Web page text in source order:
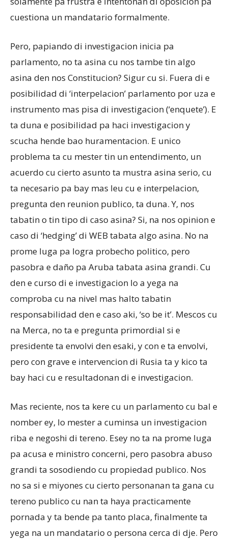
cuestiona un mandatario formalmente.
Pero, papiando di investigacion inicia pa
parlamento, no ta asina cu nos tambe tin algo
asina den nos Constitucion? Sigur cu si. Fuera di e
posibilidad di ‘interpelacion’ parlamento por uza e
instrumento mas pisa di investigacion (‘enquete’). E
ta duna e posibilidad pa haci investigacion y
scucha hende bao huramentacion. E unico
problema ta cu mester tin un entendimento, un
acuerdo cu cierto asunto ta mustra asina serio, cu
ta necesario pa bay mas leu cu e interpelacion,
pregunta den reunion publico, ta duna. Y, nos
tabatin o tin tipo di caso asina? Si, na nos opinion e
caso di ‘hedging’ di WEB tabata algo asina. No na
prome luga pa logra probecho politico, pero
pasobra e daño pa Aruba tabata asina grandi. Cu
den e curso di e investigacion lo a yega na
comproba cu na nivel mas halto tabatin
responsabilidad den e caso aki, ‘so be it’. Mescos cu
na Merca, no ta e pregunta primordial si e
presidente ta envolvi den esaki, y con e ta envolvi,
pero con grave e intervencion di Rusia ta y kico ta
bay haci cu e resultadonan di e investigacion.
Mas reciente, nos ta kere cu un parlamento cu bal e
nomber ey, lo mester a cuminsa un investigacion
riba e negoshi di tereno. Esey no ta na prome luga
pa acusa e ministro concerni, pero pasobra abuso
grandi ta sosodiendo cu propiedad publico. Nos
no sa si e miyones cu cierto personanan ta gana cu
tereno publico cu nan ta haya practicamente
pornada y ta bende pa tanto placa, finalmente ta
yega na un mandatario o persona cerca di dje. Pero